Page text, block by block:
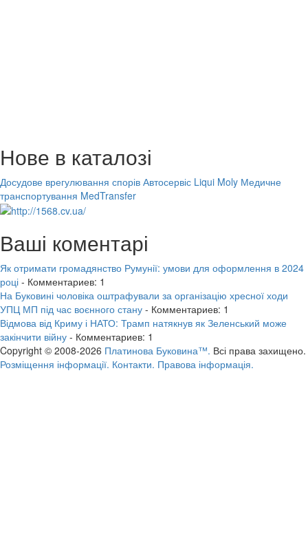
Нове в каталозі
Досудове врегулювання спорів Автосервіс Liqui Moly Медичне
транспортування MedTransfer
Ваші коментарі
Як отримати громадянство Румунії: умови для оформлення в 2024
році - Комментариев: 1
На Буковині чоловіка оштрафували за організацію хресної ходи
УПЦ МП під час воєнного стану - Комментариев: 1
Відмова від Криму і НАТО: Трамп натякнув як Зеленський може
закінчити війну - Комментариев: 1
Copyright © 2008-2026 Платинова Буковина™. Всі права захищено.
Розміщення інформації. Контакти. Правова інформація.